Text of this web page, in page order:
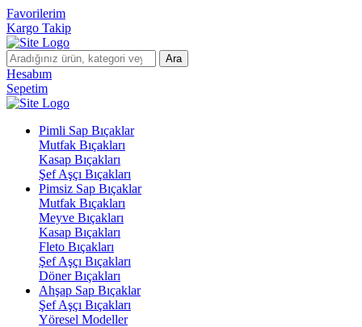
Favorilerim
Kargo Takip
Ara
Hesabım
Sepetim
Pimli Sap Bıçaklar
Mutfak Bıçakları
Kasap Bıçakları
Şef Aşçı Bıçakları
Pimsiz Sap Bıçaklar
Mutfak Bıçakları
Meyve Bıçakları
Kasap Bıçakları
Fleto Bıçakları
Şef Aşçı Bıçakları
Döner Bıçakları
Ahşap Sap Bıçaklar
Şef Aşçı Bıçakları
Yöresel Modeller